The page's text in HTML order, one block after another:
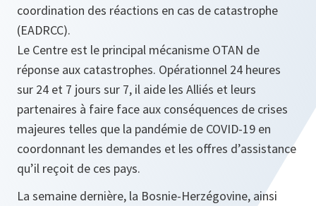
coordination des réactions en cas de catastrophe
(EADRCC).
Le Centre est le principal mécanisme OTAN de
réponse aux catastrophes. Opérationnel 24 heures
sur 24 et 7 jours sur 7, il aide les Alliés et leurs
partenaires à faire face aux conséquences de crises
majeures telles que la pandémie de COVID-19 en
coordonnant les demandes et les offres d’assistance
qu’il reçoit de ces pays.
La semaine dernière, la Bosnie-Herzégovine, ainsi